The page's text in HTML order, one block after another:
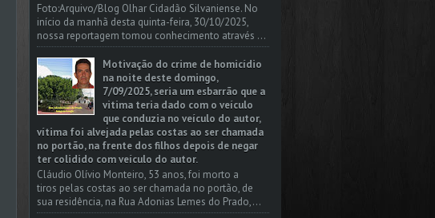
Foto:Arquivo/Blog Olhar Cidadão Silvaniense. No
início da manhã desta quinta-feira, 30/10/2025,
nossa reportagem tomou conhecimento através ...
Motivação do crime de homicídio
na noite deste domingo,
7/09/2025, seria um esbarrão que a
vitima teria dado com o veículo
que conduzia no veículo do autor,
vítima foi alvejada pelas costas ao ser chamada
no portão, na frente dos filhos depois de negar
ter colidido com veículo do autor.
Cláudio Olívio Monteiro, 53 anos, foi morto a
tiros pelas costas ao ser chamada no portão, de
sua residência, na Rua Adonias Lemes do Prado,...